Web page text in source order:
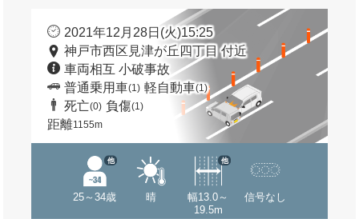
2021年12月28日(火)15:25
神戸市西区見津が丘四丁目 付近
車両相互 小破事故
普通乗用車(1) 軽自動車(1)
死亡(0) 負傷(1)
距離1155m
25～34歳
他
晴
幅13.0～
19.5m
他
信号なし